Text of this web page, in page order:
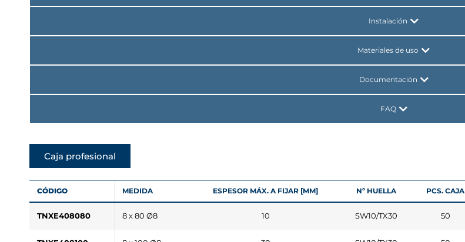
Instalación
Materiales de uso
Documentación
FAQ
Caja profesional
CÓDIGO MEDIDA ESPESOR MÁX. A FIJAR [MM] Nº HUELLA PCS. CAJA
TNXE408080 8 x 80 Ø8 10 SW10/TX30 50